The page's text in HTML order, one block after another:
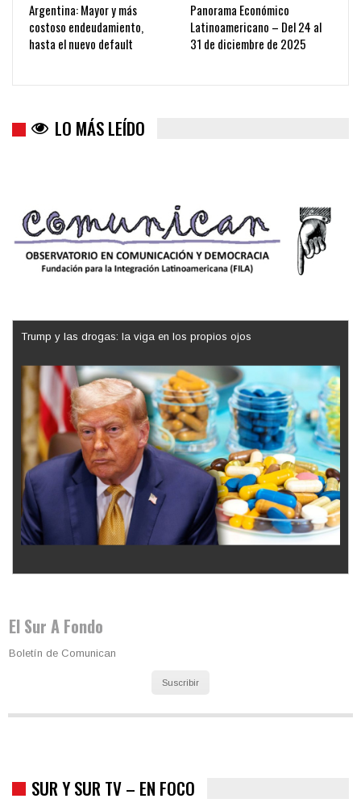
Argentina: Mayor y más
costoso endeudamiento,
hasta el nuevo default
Panorama Económico
Latinoamericano – Del 24 al
31 de diciembre de 2025
LO MÁS LEÍDO
Trump y las drogas: la viga en los propios ojos
El Sur A Fondo
Boletín de Comunican
Suscribir
SUR Y SUR TV – EN FOCO